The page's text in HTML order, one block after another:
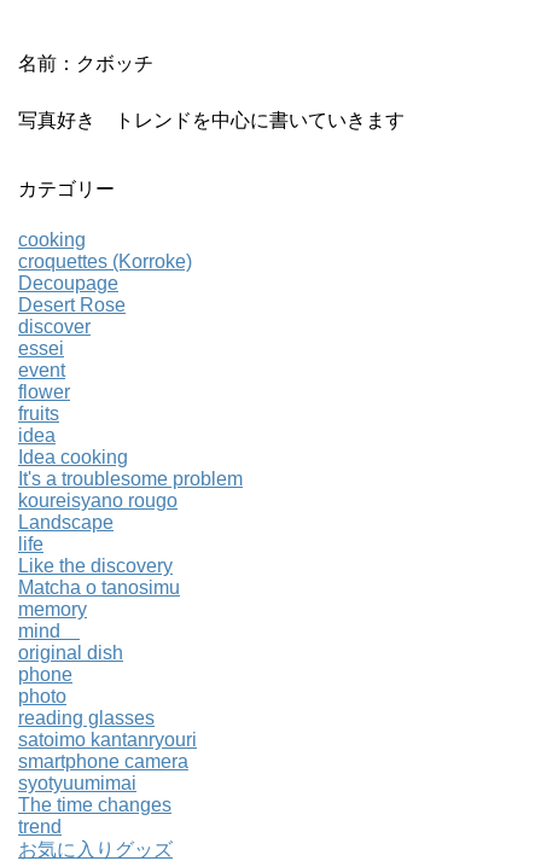
名前：クボッチ
写真好き トレンドを中心に書いていきます
カテゴリー
cooking
croquettes (Korroke)
Decoupage
Desert Rose
discover
essei
event
flower
fruits
idea
Idea cooking
It's a troublesome problem
koureisyano rougo
Landscape
life
Like the discovery
Matcha o tanosimu
memory
mind
original dish
phone
photo
reading glasses
satoimo kantanryouri
smartphone camera
syotyuumimai
The time changes
trend
お気に入りグッズ